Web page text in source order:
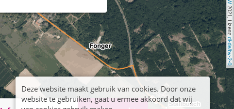
2021, Lizenz
dl-de/by-2-0
Deze website maakt gebruik van cookies. Door onze
website te gebruiken, gaat u ermee akkoord dat wij